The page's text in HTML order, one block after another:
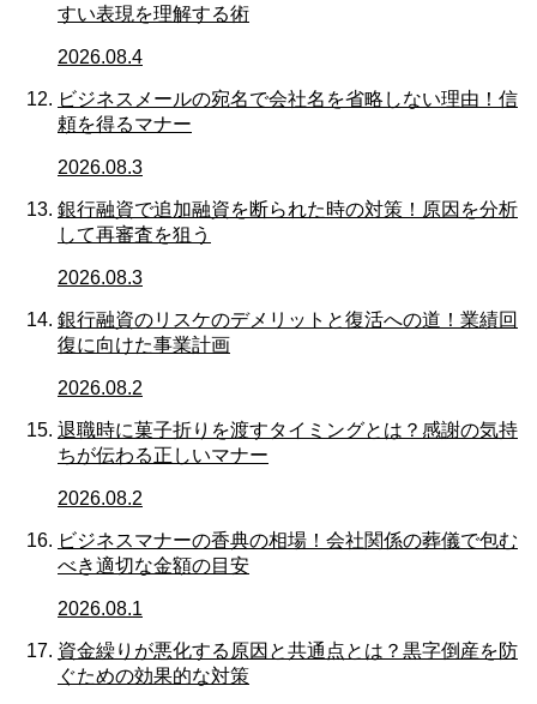
すい表現を理解する術
2026.08.4
ビジネスメールの宛名で会社名を省略しない理由！信
頼を得るマナー
2026.08.3
銀行融資で追加融資を断られた時の対策！原因を分析
して再審査を狙う
2026.08.3
銀行融資のリスケのデメリットと復活への道！業績回
復に向けた事業計画
2026.08.2
退職時に菓子折りを渡すタイミングとは？感謝の気持
ちが伝わる正しいマナー
2026.08.2
ビジネスマナーの香典の相場！会社関係の葬儀で包む
べき適切な金額の目安
2026.08.1
資金繰りが悪化する原因と共通点とは？黒字倒産を防
ぐための効果的な対策